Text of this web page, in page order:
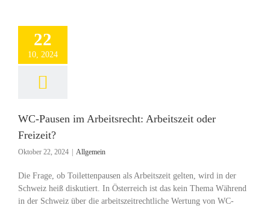
22
10, 2024
WC-Pausen im Arbeitsrecht: Arbeitszeit oder
Freizeit?
Oktober 22, 2024 Allgemein
Die Frage, ob Toilettenpausen als Arbeitszeit gelten, wird in der
Schweiz heiß diskutiert. In Österreich ist das kein Thema Während
in der Schweiz über die arbeitszeitrechtliche Wertung von WC-